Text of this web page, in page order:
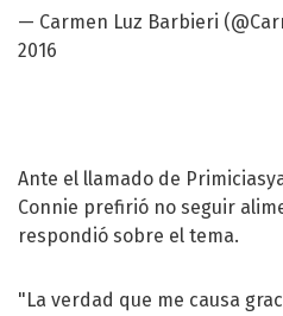
— Carmen Luz Barbieri
2016
Ante el llamado de
Connie prefirió no seguir
respondió sobre el tema.
"La verdad que me causa